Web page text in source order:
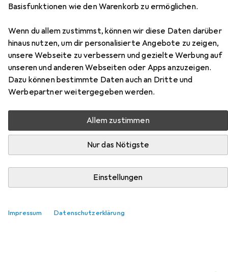
Basisfunktionen wie den Warenkorb zu ermöglichen.
Wenn du allem zustimmst, können wir diese Daten darüber
hinaus nutzen, um dir personalisierte Angebote zu zeigen,
unsere Webseite zu verbessern und gezielte Werbung auf
unseren und anderen Webseiten oder Apps anzuzeigen.
Dazu können bestimmte Daten auch an Dritte und
Werbepartner weitergegeben werden.
Allem zustimmen
Nur das Nötigste
Einstellungen
Impressum Datenschutzerklärung
Zubehör für Icy Box IB-HUB1429-
CPD
Hier findest du passendes Zubehör zum Produkt Icy Box
IB-HUB1429-CPD aus der Kategorie USB Kabel.
Relevanz
USB Typ C – USB Typ C
1 m, USB 3.2 Gen 1, 60 W